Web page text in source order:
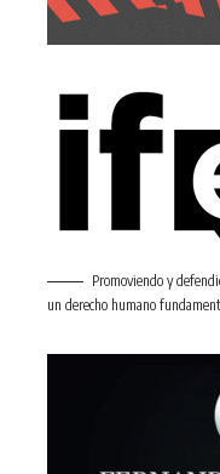
Promoviendo y
un derecho humano